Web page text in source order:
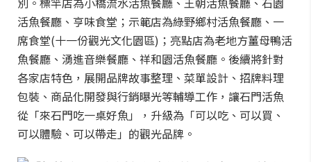
活魚餐廳、亨味食堂；示範店為綠野鄉村活魚餐廳、一
席食堂(十一份觀光文化園區)；亮點店為老地方薑母鴨活
魚餐廳、湧進音樂餐廳、祥和園活魚餐廳。後續將針對
各家店特色，展開品牌故事整理、菜單設計、招牌料理
包裝、商品化開發與行銷曝光等輔導工作，讓石門活魚
從「來石門吃一桌好魚」，升級為「可以吃、可以買、
可以體驗、可以帶走」的觀光品牌。